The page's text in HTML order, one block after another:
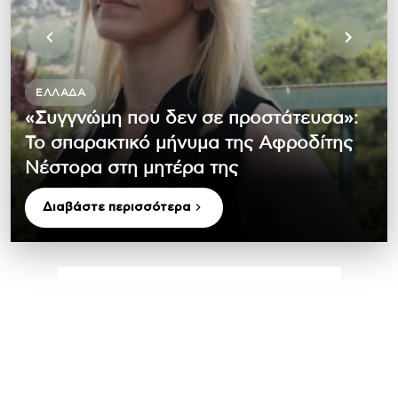
ΕΛΛΆΔΑ
«Συγγνώμη που δεν σε προστάτευσα»:
Το σπαρακτικό μήνυμα της Αφροδίτης
Νέστορα στη μητέρα της
Διαβάστε περισσότερα